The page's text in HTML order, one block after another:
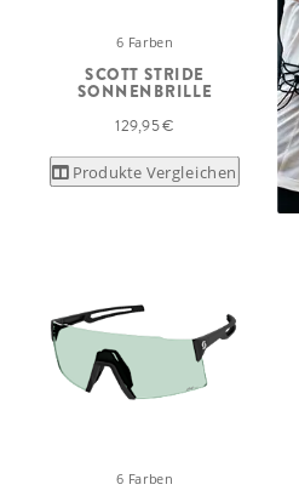
6 Farben
SCOTT STRIDE
SONNENBRILLE
129,95 €
Produkte Vergleichen
6 Farben